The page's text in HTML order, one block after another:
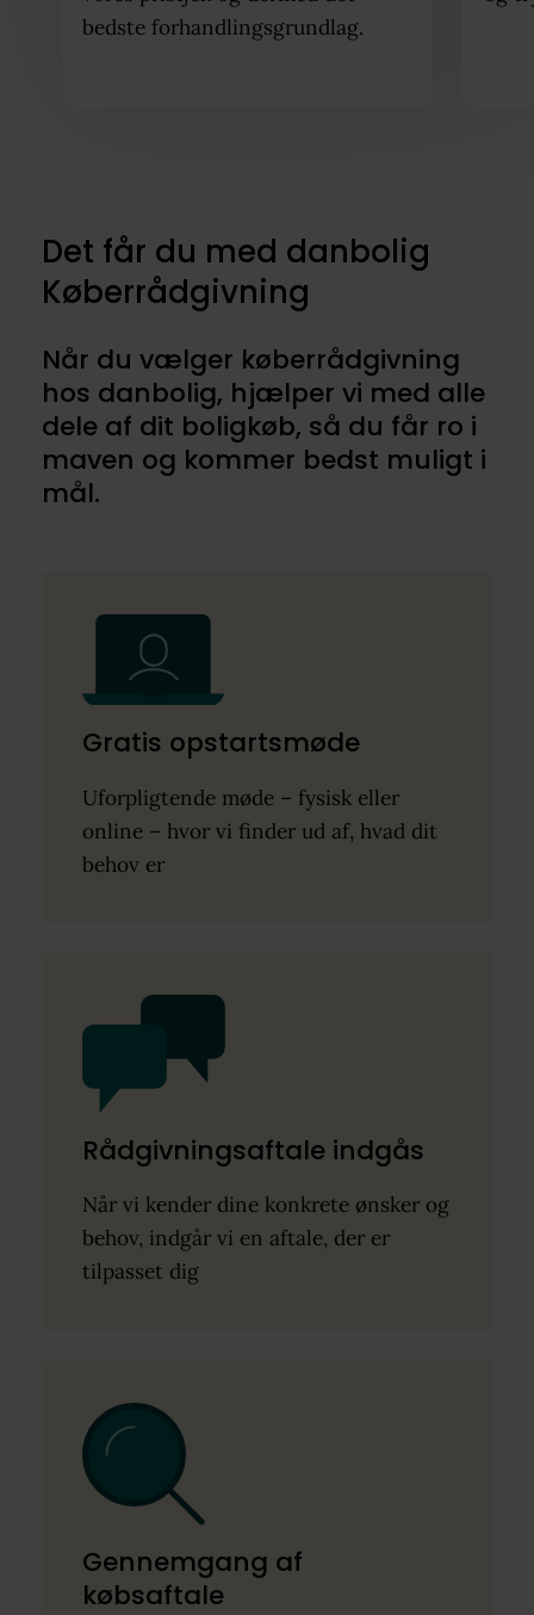
bedste forhandlingsgrundlag.
Det får du med danbolig
Køberrådgivning
Når du vælger køberrådgivning
hos danbolig, hjælper vi med alle
dele af dit boligkøb, så du får ro i
maven og kommer bedst muligt i
mål.
Gratis opstartsmøde
Uforpligtende møde – fysisk eller
online – hvor vi finder ud af, hvad dit
behov er
Rådgivningsaftale indgås
Når vi kender dine konkrete ønsker og
behov, indgår vi en aftale, der er
tilpasset dig
Gennemgang af
købsaftale